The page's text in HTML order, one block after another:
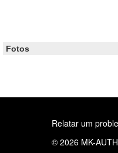
Fotos
Relatar um
© 2026 MK-